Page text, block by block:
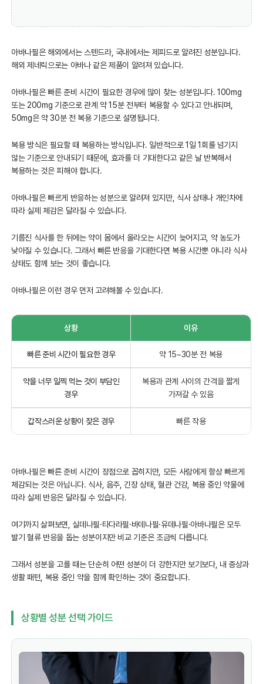
아바나필은 해외에서는 스텐드라, 국내에서는 제피드로 알려진 성분입니다.
해외 제네릭으로는 아바나 같은 제품이 알려져 있습니다.
아바나필은 빠른 준비 시간이 필요한 경우에 많이 찾는 성분입니다. 100mg
또는 200mg 기준으로 관계 약 15분 전부터 복용할 수 있다고 안내되며,
50mg은 약 30분 전 복용 기준으로 설명됩니다.
복용 방식은 필요할 때 복용하는 방식입니다. 일반적으로 1일 1회를 넘기지
않는 기준으로 안내되기 때문에, 효과를 더 기대한다고 같은 날 반복해서
복용하는 것은 피해야 합니다.
아바나필은 빠르게 반응하는 성분으로 알려져 있지만, 식사 상태나 개인차에
따라 실제 체감은 달라질 수 있습니다.
기름진 식사를 한 뒤에는 약이 몸에서 올라오는 시간이 늦어지고, 약 농도가
낮아질 수 있습니다. 그래서 빠른 반응을 기대한다면 복용 시간뿐 아니라 식사
상태도 함께 보는 것이 좋습니다.
아바나필은 이런 경우 먼저 고려해볼 수 있습니다.
상황 이유
빠른 준비 시간이 필요한 경우 약 15~30분 전 복용
약을 너무 일찍 먹는 것이 부담인
경우
복용과 관계 사이의 간격을 짧게
가져갈 수 있음
갑작스러운 상황이 잦은 경우 빠른 작용
아바나필은 빠른 준비 시간이 장점으로 꼽히지만, 모든 사람에게 항상 빠르게
체감되는 것은 아닙니다. 식사, 음주, 긴장 상태, 혈관 건강, 복용 중인 약물에
따라 실제 반응은 달라질 수 있습니다.
여기까지 살펴보면, 실데나필·타다라필·바데나필·유데나필·아바나필은 모두
발기 혈류 반응을 돕는 성분이지만 비교 기준은 조금씩 다릅니다.
그래서 성분을 고를 때는 단순히 어떤 성분이 더 강한지만 보기보다, 내 증상과
생활 패턴, 복용 중인 약을 함께 확인하는 것이 중요합니다.
상황별 성분 선택 가이드